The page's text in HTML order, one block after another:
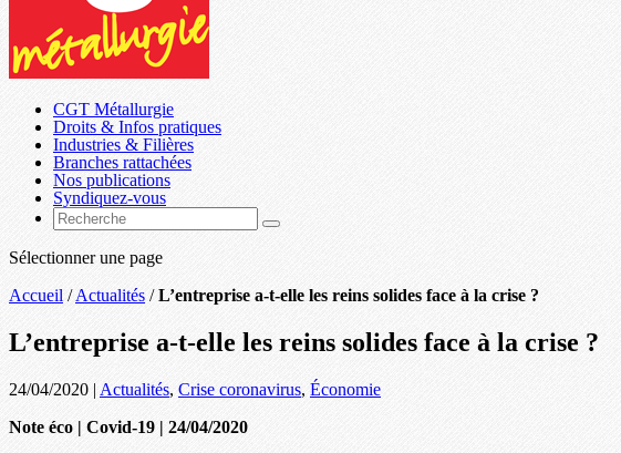
CGT Métallurgie
Droits & Infos pratiques
Industries & Filières
Branches rattachées
Nos publications
Syndiquez-vous
Sélectionner une page
Accueil /Actualités /L’entreprise a-t-elle les reins solides face à la crise ?
L’entreprise a-t-elle les reins solides face à la crise ?
24/04/2020 | Actualités, Crise coronavirus, Économie
Note éco | Covid-19 | 24/04/2020